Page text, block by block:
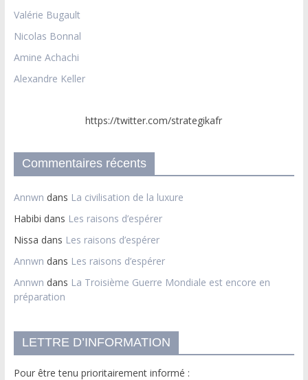
Valérie Bugault
Nicolas Bonnal
Amine Achachi
Alexandre Keller
https://twitter.com/strategikafr
Commentaires récents
Annwn dans La civilisation de la luxure
Habibi dans Les raisons d’espérer
Nissa dans Les raisons d’espérer
Annwn dans Les raisons d’espérer
Annwn dans La Troisième Guerre Mondiale est encore en
préparation
LETTRE D’INFORMATION
Pour être tenu prioritairement informé :